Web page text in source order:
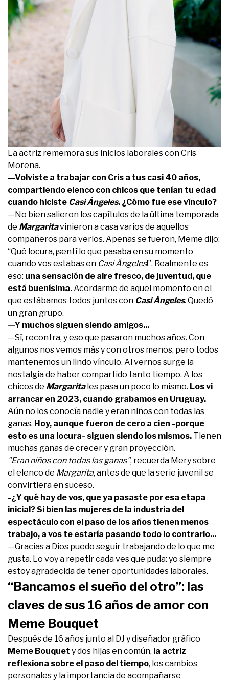
La actriz rememora sus inicios laborales con Cris
Morena.
—Volviste a trabajar con Cris a tus casi 40 años,
compartiendo elenco con chicos que tenían tu edad
cuando hiciste Casi Ángeles. ¿Cómo fue ese vínculo?
—No bien salieron los capítulos de la última temporada
de Margaritavinieron a casa varios de aquellos
compañeros para verlos. Apenas se fueron, Meme dijo:
“Qué locura, ¡sentí lo que pasaba en su momento
cuando vos estabas en Casi Ángeles!”. Realmente es
eso: una sensación de aire fresco, de juventud, que
está buenísima.Acordarme de aquel momento en el
que estábamos todos juntos con Casi Ángeles. Quedó
un gran grupo.
—Y muchos siguen siendo amigos...
—Sí, recontra, y eso que pasaron muchos años. Con
algunos nos vemos más y con otros menos, pero todos
mantenemos un lindo vínculo. Al vernos surge la
nostalgia de haber compartido tanto tiempo. A los
chicos de Margaritales pasa un poco lo mismo. Los vi
arrancar en 2023, cuando grabamos en Uruguay.
Aún no los conocía nadie y eran niños con todas las
ganas. Hoy, aunque fueron de cero a cien -porque
esto es una locura- siguen siendo los mismos. Tienen
muchas ganas de crecer y gran proyección.
"Eran niños con todas las ganas", recuerda Mery sobre
el elenco de Margarita, antes de que la serie juvenil se
convirtiera en suceso.
-¿Y qué hay de vos, que ya pasaste por esa etapa
inicial? Si bien las mujeres de la industria del
espectáculo con el paso de los años tienen menos
trabajo, a vos te estaría pasando todo lo contrario...
—Gracias a Dios puedo seguir trabajando de lo que me
gusta. Lo voy a repetir cada ves que puda: yo siempre
estoy agradecida de tener oportunidades laborales.
“Bancamos el sueño del otro”: las
claves de sus 16 años de amor con
Meme Bouquet
Después de 16 años junto al DJ y diseñador gráfico
Meme Bouquet y dos hijas en común, la actriz
reflexiona sobre el paso del tiempo, los cambios
personales y la importancia de acompañarse